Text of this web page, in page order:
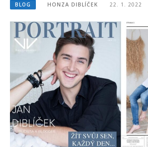
BLOG HONZA DIBLÍČEK 22. 1. 2022